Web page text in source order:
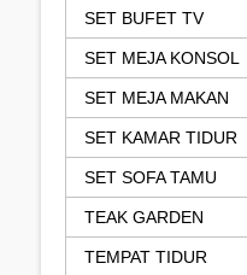
SET BUFET TV
SET MEJA KONSOL
SET MEJA MAKAN
SET KAMAR TIDUR
SET SOFA TAMU
TEAK GARDEN
TEMPAT TIDUR